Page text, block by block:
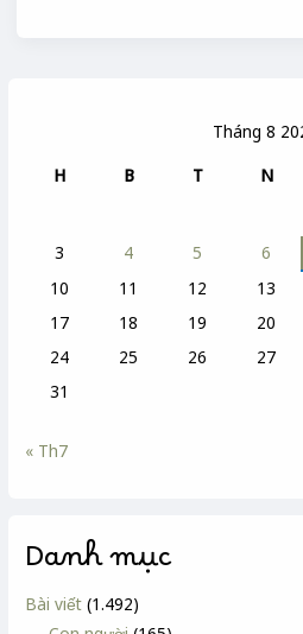
Tháng 8
H
B T N
3
4 5 6
10
11 12 13
17
18 19 20
24
25 26 27
31
« Th7
Danh mục
Bài viết (1.492)